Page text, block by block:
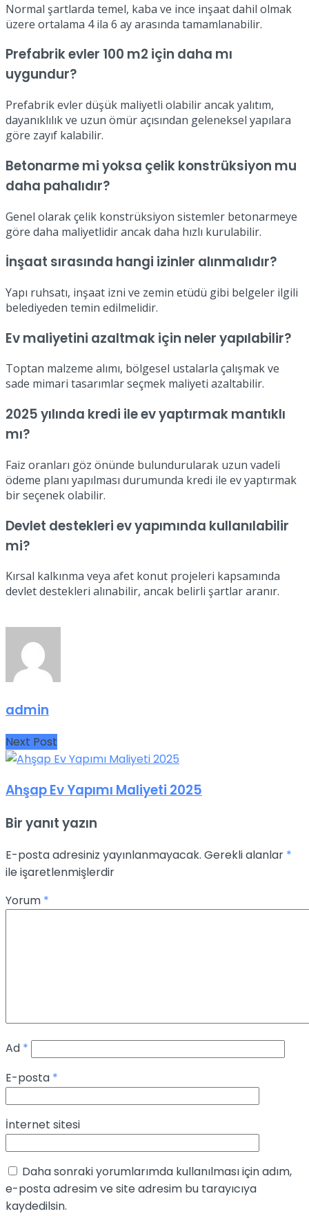
Normal şartlarda temel, kaba ve ince inşaat dahil olmak
üzere ortalama 4 ila 6 ay arasında tamamlanabilir.
Prefabrik evler 100 m2 için daha mı
uygundur?
Prefabrik evler düşük maliyetli olabilir ancak yalıtım,
dayanıklılık ve uzun ömür açısından geleneksel yapılara
göre zayıf kalabilir.
Betonarme mi yoksa çelik konstrüksiyon mu
daha pahalıdır?
Genel olarak çelik konstrüksiyon sistemler betonarmeye
göre daha maliyetlidir ancak daha hızlı kurulabilir.
İnşaat sırasında hangi izinler alınmalıdır?
Yapı ruhsatı, inşaat izni ve zemin etüdü gibi belgeler ilgili
belediyeden temin edilmelidir.
Ev maliyetini azaltmak için neler yapılabilir?
Toptan malzeme alımı, bölgesel ustalarla çalışmak ve
sade mimari tasarımlar seçmek maliyeti azaltabilir.
2025 yılında kredi ile ev yaptırmak mantıklı
mı?
Faiz oranları göz önünde bulundurularak uzun vadeli
ödeme planı yapılması durumunda kredi ile ev yaptırmak
bir seçenek olabilir.
Devlet destekleri ev yapımında kullanılabilir
mi?
Kırsal kalkınma veya afet konut projeleri kapsamında
devlet destekleri alınabilir, ancak belirli şartlar aranır.
admin
Next Post
Ahşap Ev Yapımı Maliyeti 2025
Bir yanıt yazın
E-posta adresiniz yayınlanmayacak. Gerekli alanlar *
ile işaretlenmişlerdir
Yorum *
Ad *
E-posta *
İnternet sitesi
Daha sonraki yorumlarımda kullanılması için adım,
e-posta adresim ve site adresim bu tarayıcıya
kaydedilsin.